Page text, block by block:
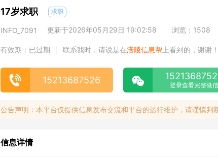
17岁求职 求职
INFO_7091 更新于2026年05月29日 19:02:58 浏览：1508
有效期：已过期 联系我时，请说是在涪陵信息帮 上看到的，谢谢！
15213687526 登录查看完整微信
公告声明：本平台仅提供信息发布交流和平台的运行维护，请谨慎判
信息详情